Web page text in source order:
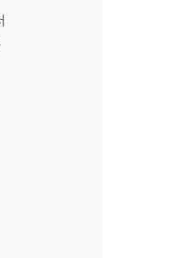
센터 대표 홈페이지